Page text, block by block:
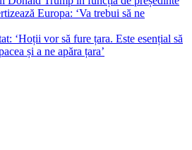
Europa: ‘Va trebui să ne
‘Hoții vor să fure țara. Este esențial să
și a ne apăra țara’